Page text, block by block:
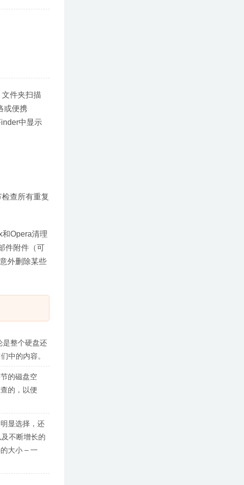
文件夹扫描
或便携
中显示
查所有重复
Opera清理
件附件（可
外删除某些
是整个硬盘还
中的内容。
的磁盘空
的，以便
显选择，还
不断增长的
大小 – 一